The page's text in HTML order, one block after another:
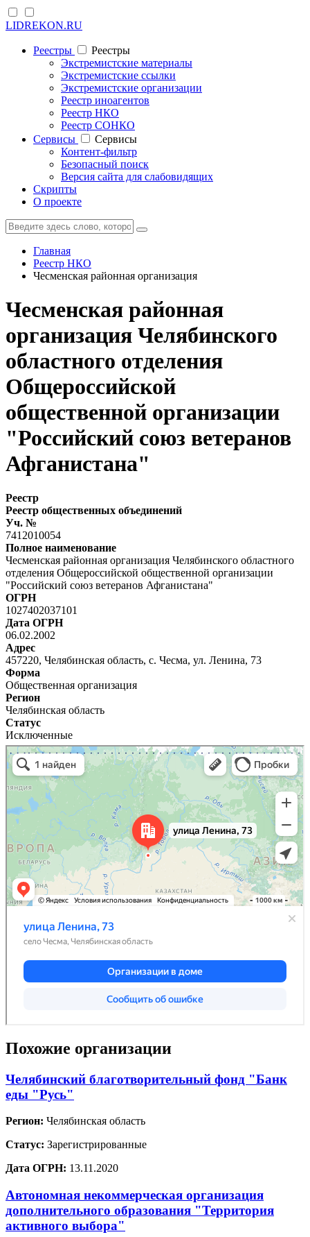
LIDREKON.RU
Реестры
Реестры
Экстремистские материалы
Экстремистские ссылки
Экстремистские организации
Реестр иноагентов
Реестр НКО
Реестр СОНКО
Cервисы
Cервисы
Контент-фильтр
Безопасный поиск
Версия сайта для слабовидящих
Скрипты
О проекте
Главная
Реестр НКО
Чесменская районная организация
Чесменская районная
организация Челябинского
областного отделения
Общероссийской
общественной организации
"Российский союз ветеранов
Афганистана"
Реестр
Реестр общественных объединений
Уч. №
7412010054
Полное наименование
Чесменская районная организация Челябинского областного
отделения Общероссийской общественной организации
"Российский союз ветеранов Афганистана"
ОГРН
1027402037101
Дата ОГРН
06.02.2002
Адрес
457220, Челябинская область, с. Чесма, ул. Ленина, 73
Форма
Общественная организация
Регион
Челябинская область
Статус
Исключенные
Похожие организации
Челябинский благотворительный фонд "Банк
еды "Русь"
Регион: Челябинская область
Статус: Зарегистрированные
Дата ОГРН: 13.11.2020
Автономная некоммерческая организация
дополнительного образования "Территория
активного выбора"